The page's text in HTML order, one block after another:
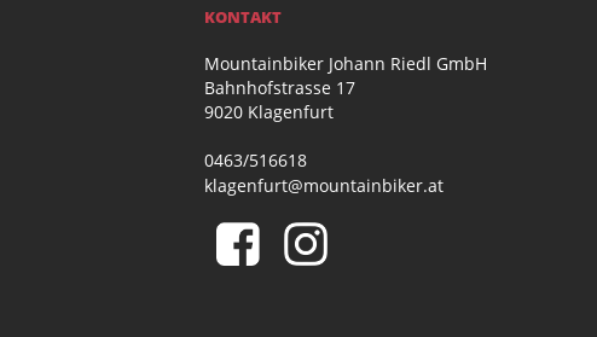
KONTAKT
Mountainbiker Johann Riedl GmbH
Bahnhofstrasse 17
9020 Klagenfurt
0463/516618
klagenfurt@mountainbiker.at